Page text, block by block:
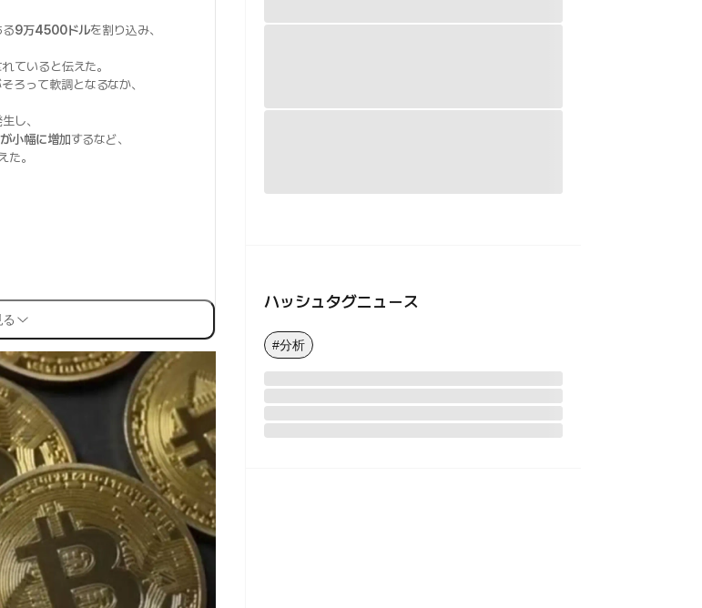
9万4500ドルを割り込み、
ていると伝えた。
ろって軟調となるなか、
し、
小幅に増加するなど、
。
ハッシュタグニュース
#分析